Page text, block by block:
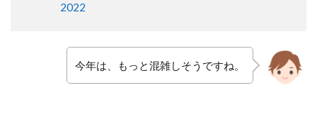
2022
今年は、もっと混雑しそうですね。